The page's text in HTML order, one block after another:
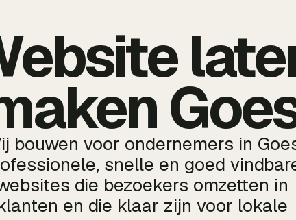
bouwen voor ondernemers in
snelle en goed
die bezoekers omzetten in
en die klaar zijn voor lokale